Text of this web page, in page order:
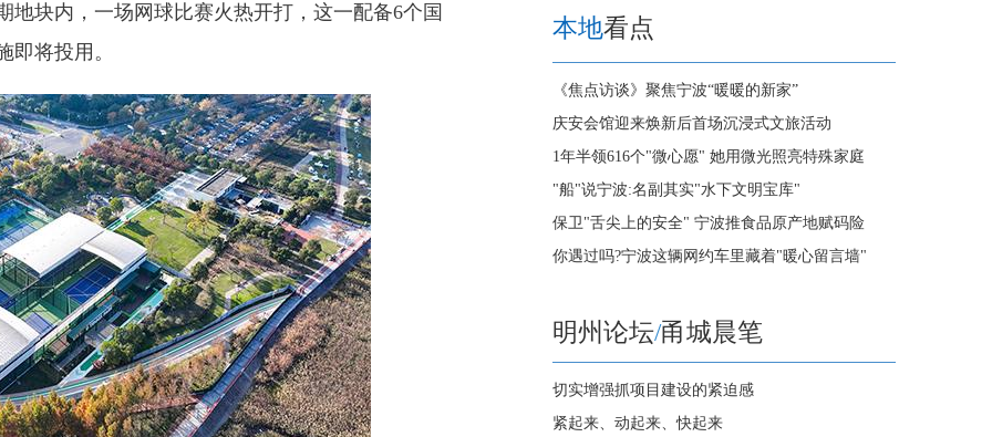
块内，一场网球比赛火热开打，这一配备6个国
即将投用。
本地看点
《焦点访谈》聚焦宁波“暖暖的新家”
庆安会馆迎来焕新后首场沉浸式文旅活动
1年半领616个"微心愿" 她用微光照亮特殊家庭
"船"说宁波:名副其实"水下文明宝库"
保卫"舌尖上的安全" 宁波推食品原产地赋码险
你遇过吗?宁波这辆网约车里藏着"暖心留言墙"
明州论坛/甬城晨笔
切实增强抓项目建设的紧迫感
紧起来、动起来、快起来